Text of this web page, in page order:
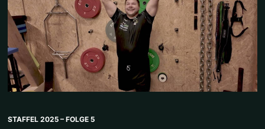
STAFFEL 2025 – FOLGE 5